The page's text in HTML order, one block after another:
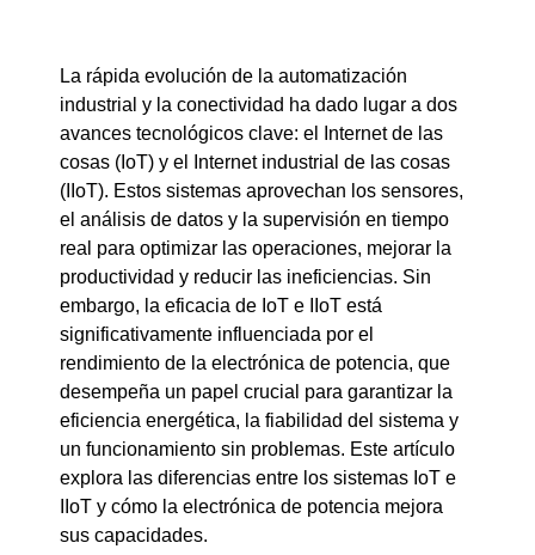
La rápida evolución de la automatización
industrial y la conectividad ha dado lugar a dos
avances tecnológicos clave: el Internet de las
cosas (IoT) y el Internet industrial de las cosas
(IIoT). Estos sistemas aprovechan los sensores,
el análisis de datos y la supervisión en tiempo
real para optimizar las operaciones, mejorar la
productividad y reducir las ineficiencias. Sin
embargo, la eficacia de IoT e IIoT está
significativamente influenciada por el
rendimiento de la electrónica de potencia, que
desempeña un papel crucial para garantizar la
eficiencia energética, la fiabilidad del sistema y
un funcionamiento sin problemas. Este artículo
explora las diferencias entre los sistemas IoT e
IIoT y cómo la electrónica de potencia mejora
sus capacidades.